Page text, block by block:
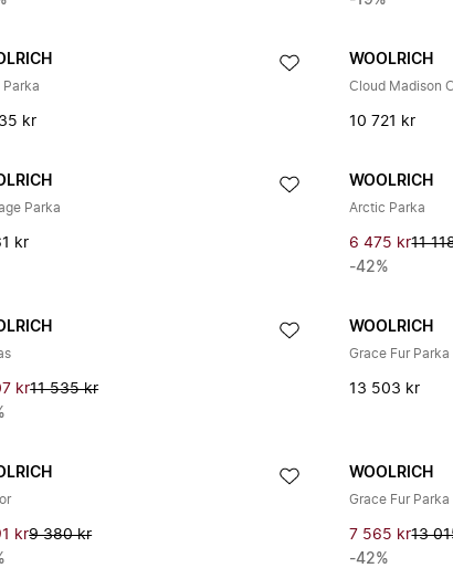
kr
WOOLRICH
Cloud Madison
10 721 kr
Parka
kr
WOOLRICH
Arctic Parka
6 475 kr11
-42%
kr11 535 kr
WOOLRICH
Grace Fur Parka
13 503 kr
kr9 380 kr
WOOLRICH
Grace Fur Parka
7 565 kr13
-42%